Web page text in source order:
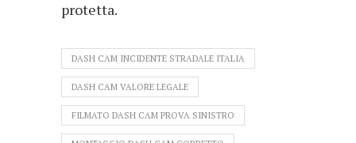
protetta.
DASH CAM INCIDENTE STRADALE ITALIA
DASH CAM VALORE LEGALE
FILMATO DASH CAM PROVA SINISTRO